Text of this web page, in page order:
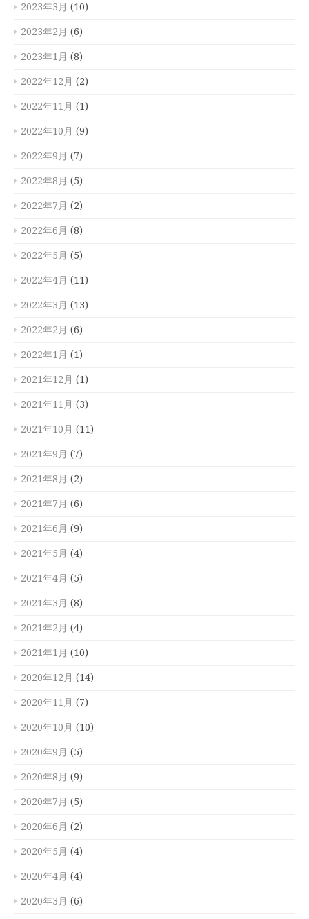
2023年3月 (10)
2023年2月 (6)
2023年1月 (8)
2022年12月 (2)
2022年11月 (1)
2022年10月 (9)
2022年9月 (7)
2022年8月 (5)
2022年7月 (2)
2022年6月 (8)
2022年5月 (5)
2022年4月 (11)
2022年3月 (13)
2022年2月 (6)
2022年1月 (1)
2021年12月 (1)
2021年11月 (3)
2021年10月 (11)
2021年9月 (7)
2021年8月 (2)
2021年7月 (6)
2021年6月 (9)
2021年5月 (4)
2021年4月 (5)
2021年3月 (8)
2021年2月 (4)
2021年1月 (10)
2020年12月 (14)
2020年11月 (7)
2020年10月 (10)
2020年9月 (5)
2020年8月 (9)
2020年7月 (5)
2020年6月 (2)
2020年5月 (4)
2020年4月 (4)
2020年3月 (6)